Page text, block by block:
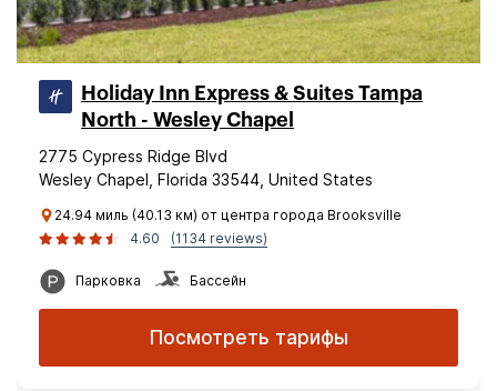
Holiday Inn Express & Suites Tampa
North - Wesley Chapel
2775 Cypress Ridge Blvd
Wesley Chapel, Florida 33544, United States
24.94 миль (40.13 км) от центра города Brooksville
4.60
(1134 reviews)
Парковка Бассейн
Посмотреть тарифы